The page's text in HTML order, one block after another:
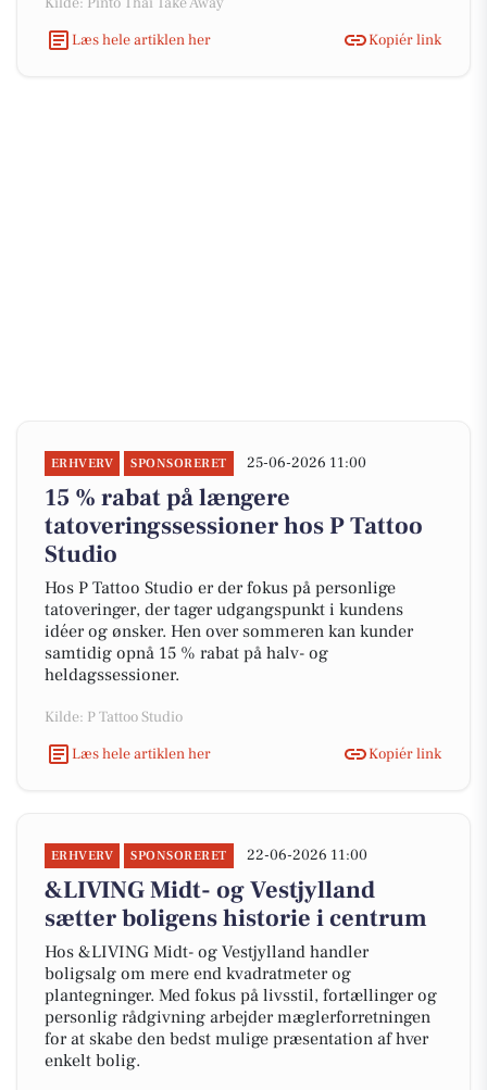
Læs hele artiklen her
Kopiér link
ERHVERV SPONSORERET 25-06-2026 11:00
15 % rabat på længere
tatoveringssessioner hos P Tattoo
Studio
Hos P Tattoo Studio er der fokus på personlige
tatoveringer, der tager udgangspunkt i kundens
idéer og ønsker. Hen over sommeren kan kunder
samtidig opnå 15 % rabat på halv- og
heldagssessioner.
Kilde: P Tattoo Studio
Læs hele artiklen her
Kopiér link
ERHVERV SPONSORERET 22-06-2026 11:00
&LIVING Midt- og Vestjylland
sætter boligens historie i centrum
Hos &LIVING Midt- og Vestjylland handler
boligsalg om mere end kvadratmeter og
plantegninger. Med fokus på livsstil, fortællinger og
personlig rådgivning arbejder mæglerforretningen
for at skabe den bedst mulige præsentation af hver
enkelt bolig.